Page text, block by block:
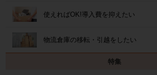
使えればOK!導入費を抑えたい
物流倉庫の移転・引越をしたい
特集